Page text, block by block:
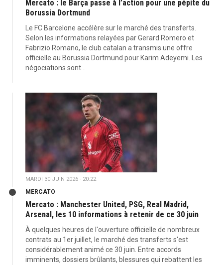
Mercato : le Barça passe à l’action pour une pépite du
Borussia Dortmund
Le FC Barcelone accélère sur le marché des transferts.
Selon les informations relayées par Gerard Romero et
Fabrizio Romano, le club catalan a transmis une offre
officielle au Borussia Dortmund pour Karim Adeyemi. Les
négociations sont...
MARDI 30 JUIN 2026 - 20:22
MERCATO
Mercato : Manchester United, PSG, Real Madrid,
Arsenal, les 10 informations à retenir de ce 30 juin
À quelques heures de l'ouverture officielle de nombreux
contrats au 1er juillet, le marché des transferts s'est
considérablement animé ce 30 juin. Entre accords
imminents, dossiers brûlants, blessures qui rebattent les